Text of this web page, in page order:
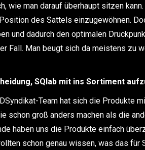
wie man darauf überhaupt sitzen
des Sattels einzugewöhnen.
und dadurch den optimalen
Fall. Man beugt sich da meistens zu
SQlab mit ins Sortiment
Team hat sich die Produkte
schon groß anders machen als die
haben uns die Produkte einfach
schon genau wissen, was das für